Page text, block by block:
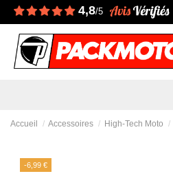
4,8/5
Accueil Accessoires High-Tech Moto
-6,99 €